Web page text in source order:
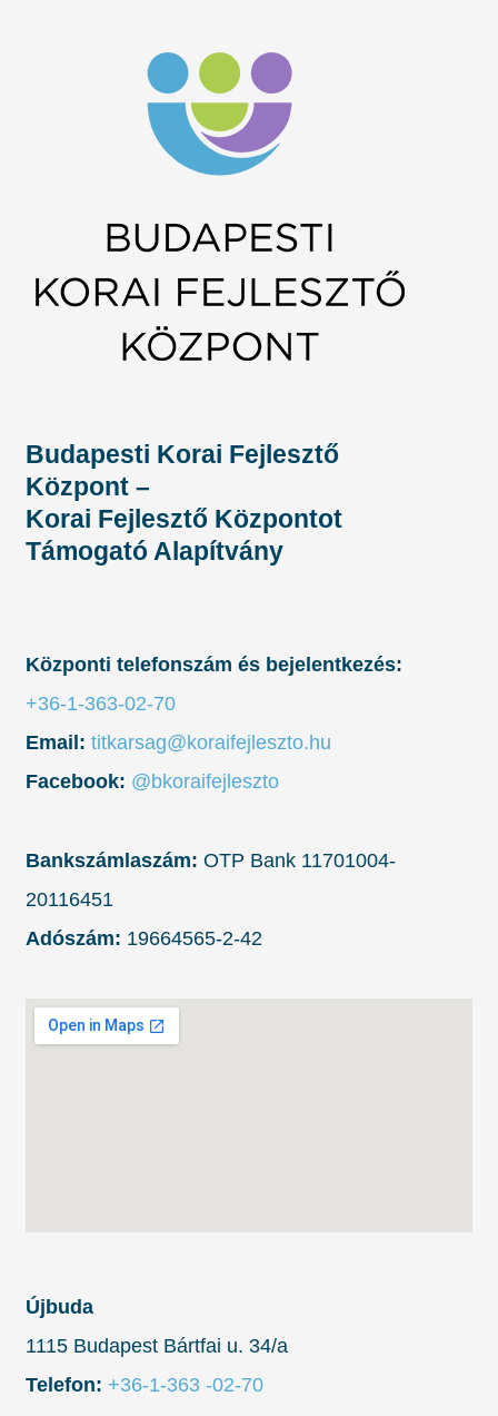
Budapesti Korai Fejlesztő
Központ –
Korai Fejlesztő Központot
Támogató Alapítvány
Központi telefonszám és bejelentkezés:
+36-1-363-02-70
Email: titkarsag@koraifejleszto.hu
Facebook: @bkoraifejleszto
Bankszámlaszám: OTP Bank 11701004-
20116451
Adószám: 19664565-2-42
Újbuda
1115 Budapest Bártfai u. 34/a
Telefon: +36-1-363 -02-70